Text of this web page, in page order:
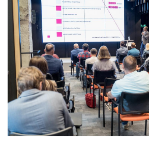
НОВОСТИ
МЕРОПРИЯТИЯ
О КАЛИБРЕ
ИНФОРМАЦИЯ ДЛЯ
РЕЗИДЕНТОВ
Москва, СВАО, ул. Годовикова, 9
Станция метро Алексеевская
О
КАЛИБРЕ
МЕРОПРИЯТИЯ
ИНФОРМАЦИЯ
ДЛЯ
РЕЗИДЕНТОВ
ЛИЧНЫЙ
КАБИНЕТ